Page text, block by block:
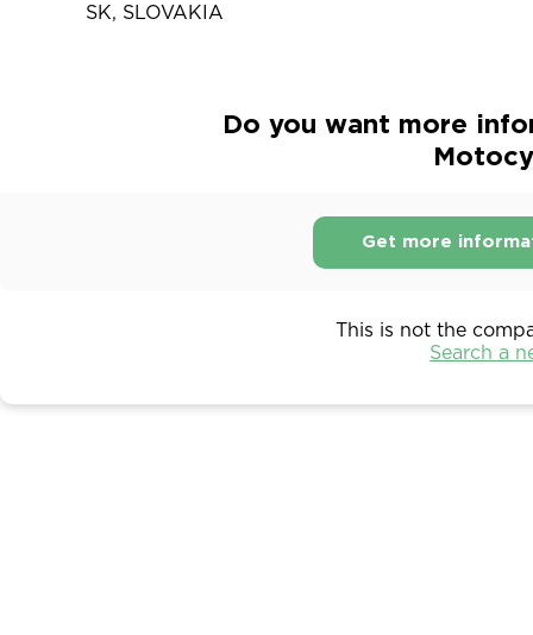
SK, SLOVAKIA
Do you want more
Get more
This is not the
Search a